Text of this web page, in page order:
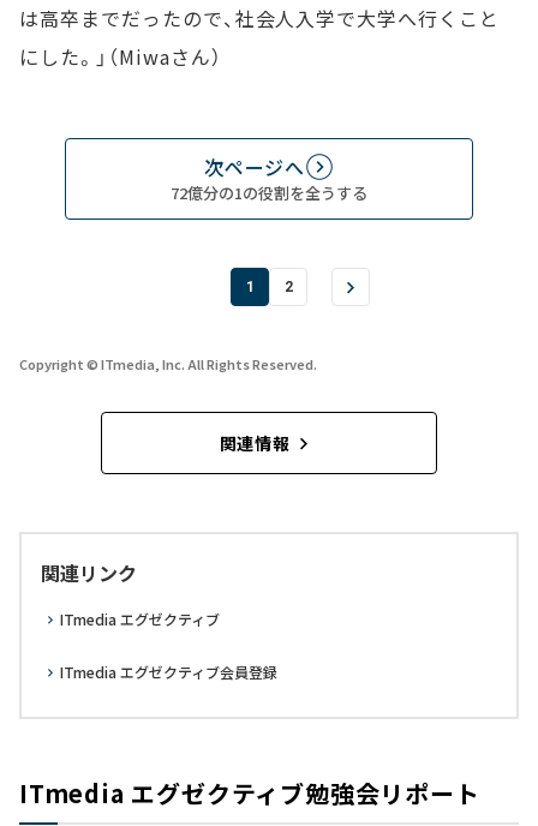
は高卒までだったので、社会人入学で大学へ行くこと
にした。」（Miwaさん）
次ページへ
72億分の1の役割を全うする
1 2
Copyright © ITmedia, Inc. All Rights Reserved.
関連情報
関連リンク
ITmedia エグゼクティブ
ITmedia エグゼクティブ会員登録
ITmedia エグゼクティブ勉強会リポート